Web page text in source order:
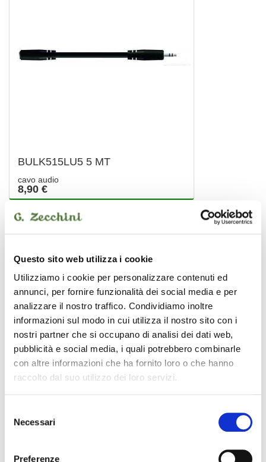
Questo sito web utilizza i cookie
Utilizziamo i cookie per personalizzare contenuti ed
annunci, per fornire funzionalità dei social media e per
analizzare il nostro traffico. Condividiamo inoltre
informazioni sul modo in cui utilizza il nostro sito con i
nostri partner che si occupano di analisi dei dati web,
pubblicità e social media, i quali potrebbero combinarle
con altre informazioni che ha fornito loro o che hanno
raccolto dal suo utilizzo dei loro servizi.
delNecessari
Preferenze
BULK515LU5 5 MT
cavo audio
8,90 €
PROEL
cavo audio